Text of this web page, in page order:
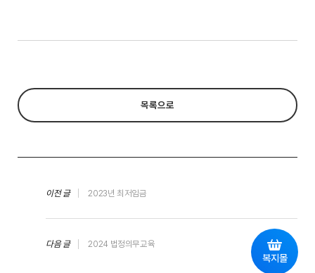
목록으로
이전 글 2023년 최저임금
다음 글 2024 법정의무교육
복지몰